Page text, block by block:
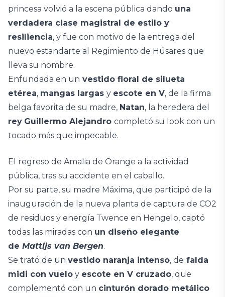
princesa volvió a la escena pública dando una
verdadera clase magistral de estilo y
resiliencia, y fue con motivo de la entrega del
nuevo estandarte al Regimiento de Húsares que
lleva su nombre.
Enfundada en un vestido floral de silueta
etérea, mangas largas y escote en V, de la firma
belga favorita de su madre, Natan, la heredera del
rey Guillermo Alejandro completó su look con un
tocado más que impecable.
El regreso de Amalia de Orange a la actividad
pública, tras su accidente en el caballo.
Por su parte, su madre Máxima, que participó de la
inauguración de la nueva planta de captura de CO2
de residuos y energía Twence en Hengelo, captó
todas las miradas con un diseño elegante
de Mattijs van Bergen.
Se trató de un vestido naranja intenso, de falda
midi con vuelo y escote en V cruzado, que
complementó con un cinturón dorado metálico